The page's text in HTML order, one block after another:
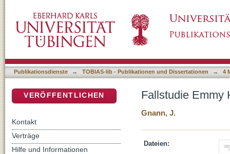
Publikationsdienste → TOBIAS-lib - Publikationen und Dissertationen → 4
Fallstudie Emmy
Gnann, J.
Dateien:
VERÖFFENTLICHEN
Kontakt
Verträge
Hilfe und Informationen